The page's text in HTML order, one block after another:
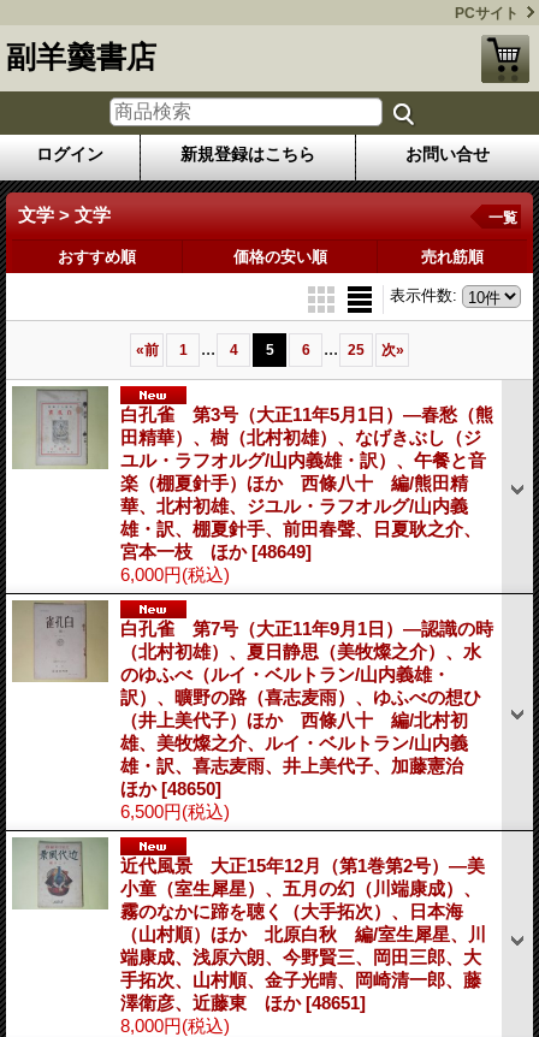
PCサイト
副羊羹書店
ログイン 新規登録はこちら お問い合せ
文学 > 文学 一覧
おすすめ順 価格の安い順 売れ筋順
表示件数:
«前 1 ... 4 5 6 ... 25 次»
白孔雀 第3号（大正11年5月1日）―春愁（熊
田精華）、樹（北村初雄）、なげきぶし（ジ
ユル・ラフオルグ/山内義雄・訳）、午餐と音
楽（棚夏針手）ほか 西條八十 編/熊田精
華、北村初雄、ジユル・ラフオルグ/山内義
雄・訳、棚夏針手、前田春聲、日夏耿之介、
宮本一枝 ほか[48649]
6,000円(税込)
白孔雀 第7号（大正11年9月1日）―認識の時
（北村初雄）、夏日静思（美牧燦之介）、水
のゆふべ（ルイ・ベルトラン/山内義雄・
訳）、曠野の路（喜志麦雨）、ゆふべの想ひ
（井上美代子）ほか 西條八十 編/北村初
雄、美牧燦之介、ルイ・ベルトラン/山内義
雄・訳、喜志麦雨、井上美代子、加藤憲治
ほか[48650]
6,500円(税込)
近代風景 大正15年12月（第1巻第2号）―美
小童（室生犀星）、五月の幻（川端康成）、
霧のなかに蹄を聴く（大手拓次）、日本海
（山村順）ほか 北原白秋 編/室生犀星、川
端康成、浅原六朗、今野賢三、岡田三郎、大
手拓次、山村順、金子光晴、岡崎清一郎、藤
澤衛彦、近藤東 ほか[48651]
8,000円(税込)